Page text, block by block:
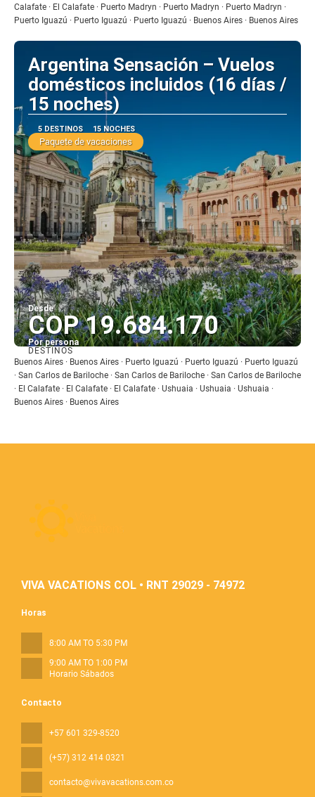
Calafate · El Calafate · Puerto Madryn · Puerto Madryn · Puerto Madryn ·
Puerto Iguazú · Puerto Iguazú · Puerto Iguazú · Buenos Aires · Buenos Aires
Argentina Sensación – Vuelos
domésticos incluidos (16 días /
15 noches)
5 DESTINOS 15 NOCHES
Paquete de vacaciones
Desde
COP 19.684.170
Por persona
Ver
DESTINOS
Buenos Aires · Buenos Aires · Puerto Iguazú · Puerto Iguazú · Puerto Iguazú
· San Carlos de Bariloche · San Carlos de Bariloche · San Carlos de Bariloche
· El Calafate · El Calafate · El Calafate · Ushuaia · Ushuaia · Ushuaia ·
Buenos Aires · Buenos Aires
VIVA VACATIONS COL • RNT 29029 - 74972
Contacto
+57 601 329-8520
(+57) 312 414 0321
contacto@vivavacations.com.co
Horas
8:00 AM TO 5:30 PM
9:00 AM TO 1:00 PM
Horario Sábados